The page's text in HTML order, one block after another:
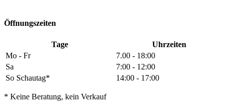
Öffnungszeiten
Tage
Uhrzeiten
Mo - Fr
7.00 - 18:00
Sa
7:00 - 12:00
So Schautag*
14:00 - 17:00
* Keine Beratung, kein Verkauf